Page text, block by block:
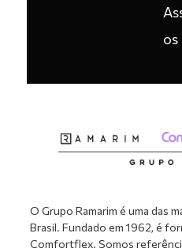
os
O Grupo Ramarim é uma das
Brasil. Fundado em 1962, é
Comfortflex. Somos